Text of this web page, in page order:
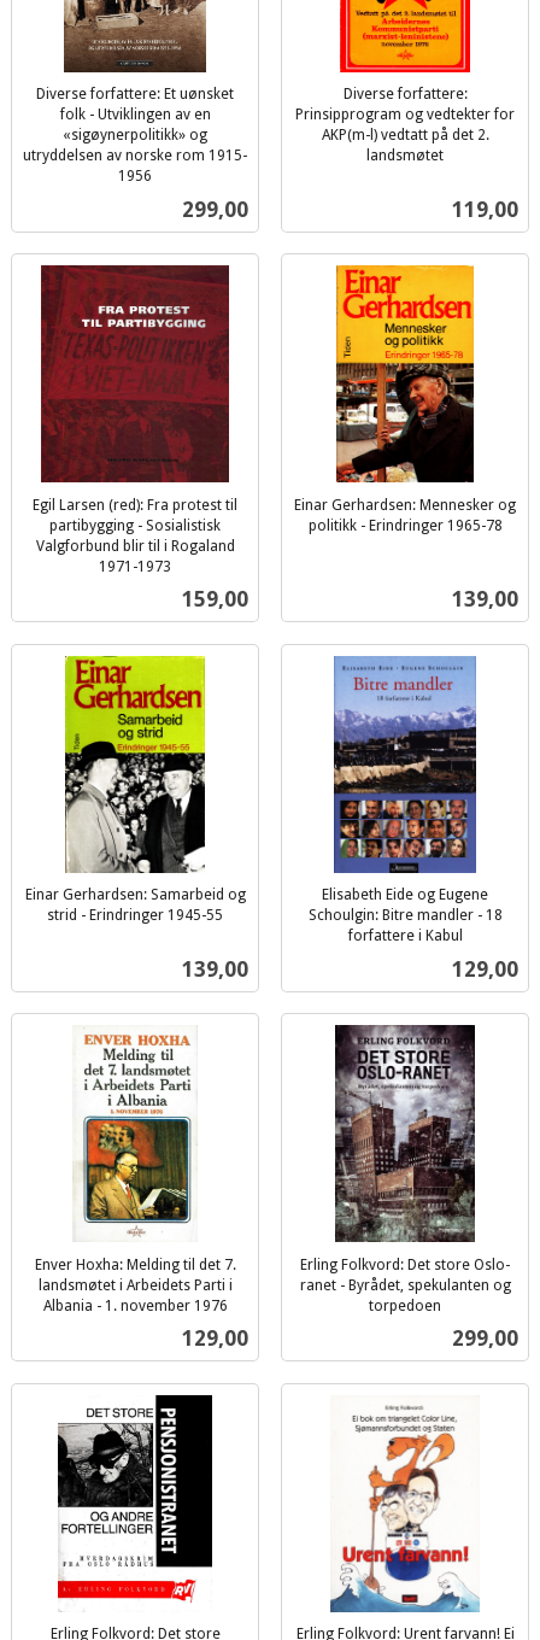
Diverse forfattere: Et uønsket
folk - Utviklingen av en
«sigøynerpolitikk» og
utryddelsen av norske rom 1915-
1956
Pris
299,00
Diverse forfattere:
Prinsipprogram og vedtekter for
AKP(m-l) vedtatt på det 2.
landsmøtet
Pris
119,00
Egil Larsen (red): Fra protest til
partibygging - Sosialistisk
Valgforbund blir til i Rogaland
1971-1973
Pris
159,00
Einar Gerhardsen: Mennesker og
politikk - Erindringer 1965-78
Pris
139,00
Einar Gerhardsen: Samarbeid og
strid - Erindringer 1945-55
Pris
139,00
Elisabeth Eide og Eugene
Schoulgin: Bitre mandler - 18
forfattere i Kabul
Pris
129,00
Enver Hoxha: Melding til det 7.
landsmøtet i Arbeidets Parti i
Albania - 1. november 1976
Pris
129,00
Erling Folkvord: Det store Oslo-
ranet - Byrådet, spekulanten og
torpedoen
Pris
299,00
Erling Folkvord: Det store Erling Folkvord: Urent farvann! Ei